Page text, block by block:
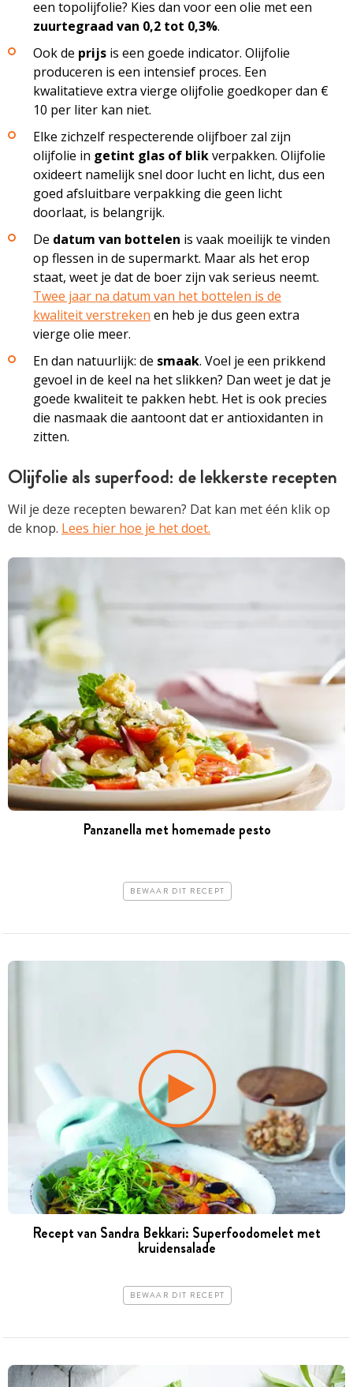
een topolijfolie? Kies dan voor een olie met een
zuurtegraad van 0,2 tot 0,3%.
Ook de prijs is een goede indicator. Olijfolie
produceren is een intensief proces. Een
kwalitatieve extra vierge olijfolie goedkoper dan €
10 per liter kan niet.
Elke zichzelf respecterende olijfboer zal zijn
olijfolie in getint glas of blikverpakken. Olijfolie
oxideert namelijk snel door lucht en licht, dus een
goed afsluitbare verpakking die geen licht
doorlaat, is belangrijk.
De datum van bottelen is vaak moeilijk te vinden
op flessen in de supermarkt. Maar als het erop
staat, weet je dat de boer zijn vak serieus neemt.
Twee jaar na datum van het bottelen is de
kwaliteit verstreken en heb je dus geen extra
vierge olie meer.
En dan natuurlijk: de smaak. Voel je een prikkend
gevoel in de keel na het slikken? Dan weet je dat je
goede kwaliteit te pakken hebt. Het is ook precies
die nasmaak die aantoont dat er antioxidanten in
zitten.
Olijfolie als superfood: de lekkerste recepten
Wil je deze recepten bewaren? Dat kan met één klik op
de knop. Lees hier hoe je het doet.
Panzanella met homemade pesto
BEWAAR DIT RECEPT
Recept van Sandra Bekkari: Superfoodomelet met
kruidensalade
BEWAAR DIT RECEPT